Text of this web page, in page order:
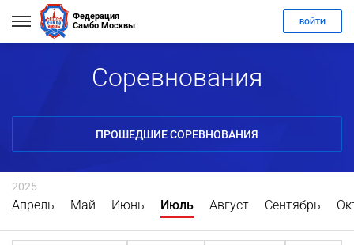
Федерация
Самбо Москвы
ВОЙТИ
Соревнования
ПРОШЕДШИЕ СОРЕВНОВАНИЯ
2025
Апрель Май Июнь Июль Август Сентябрь